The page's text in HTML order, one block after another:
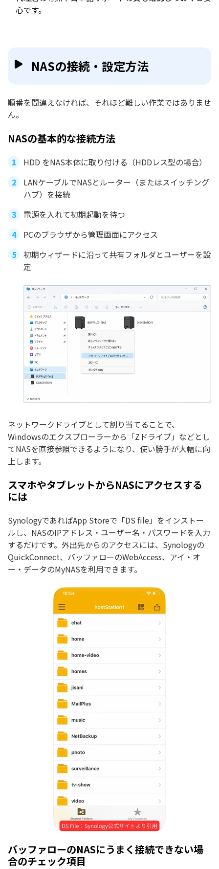
心です。
NASの接続・設定方法
順番を間違えなければ、それほど難しい作業ではありませ
ん。
NASの基本的な接続方法
HDD をNAS本体に取り付ける（HDDレス型の場合）
LANケーブルでNASとルーター（またはスイッチング
ハブ）を接続
電源を入れて初期起動を待つ
PCのブラウザから管理画面にアクセス
初期ウィザードに沿って共有フォルダとユーザーを設
定
ネットワークドライブとして割り当てることで、
Windowsのエクスプローラーから「Zドライブ」などとし
てNASを直接参照できるようになり、使い勝手が大幅に向
上します。
スマホやタブレットからNASにアクセスする
には
SynologyであればApp Storeで「DS file」をインストー
ルし、NASのIPアドレス・ユーザー名・パスワードを入力
するだけです。外出先からのアクセスには、Synologyの
QuickConnect、バッファローのWebAccess、アイ・オ
ー・データのMyNASを利用できます。
バッファローのNASにうまく接続できない場
合のチェック項目